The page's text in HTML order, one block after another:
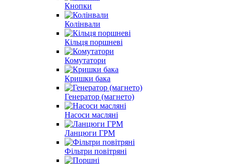
Кнопки
Колінвали
Кільця поршневі
Комутатори
Кришки бака
Генератор (магнето)
Насоси масляні
Ланцюги ГРМ
Фільтри повітряні